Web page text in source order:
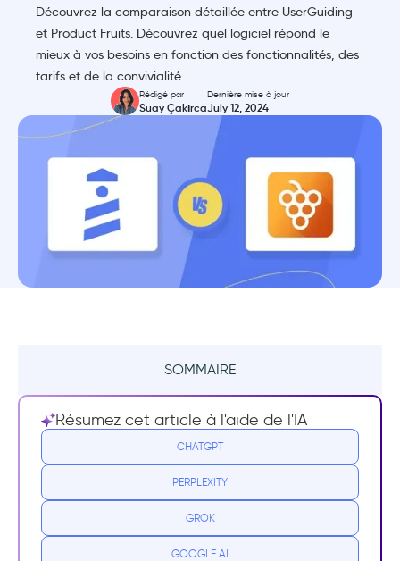
Découvrez la comparaison détaillée entre UserGuiding
et Product Fruits. Découvrez quel logiciel répond le
mieux à vos besoins en fonction des fonctionnalités, des
tarifs et de la convivialité.
Rédigé par
Suay Çakırca
Dernière mise à jour
July 12, 2024
SOMMAIRE
Résumé
Qu'est-ce que Product Fruits ?
Cas d'utilisation de Product Fruits
Résumez cet article à l'aide de l'IA
CHATGPT
PERPLEXITY
GROK
GOOGLE AI